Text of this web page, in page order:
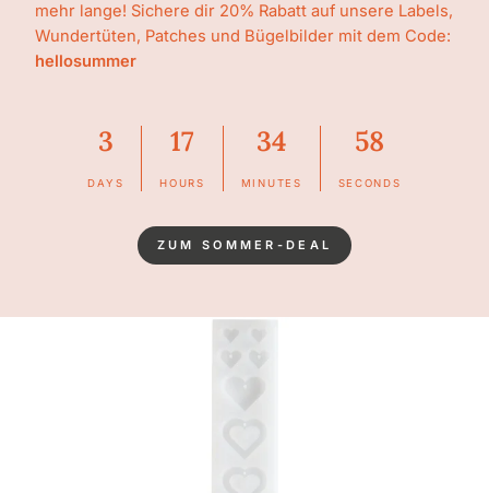
mehr lange! Sichere dir 20% Rabatt auf unsere Labels,
Wundertüten, Patches und Bügelbilder mit dem Code:
hellosummer
3
DAYS
17
HOURS
34
MINUTES
58
SECONDS
ZUM SOMMER-DEAL